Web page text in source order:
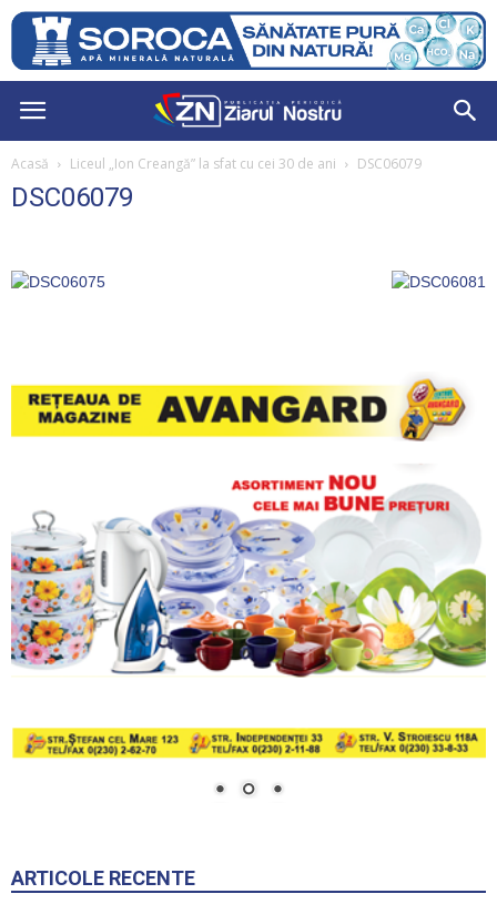
Acasă Liceul „Ion Creangă” la sfat cu cei 30 de ani DSC06079
DSC06079
ARTICOLE RECENTE